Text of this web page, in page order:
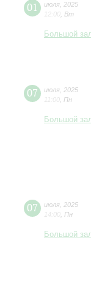
01 июля 2025
12:00 Вт
Большой
07 июля 2025
11:00 Пн
Большой
07 июля 2025
14:00 Пн
Большой